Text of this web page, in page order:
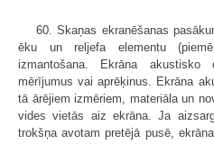
60. Skaņas ekranēšanas
ēku un reljefa elementu
izmantošana. Ekrāna akustisko
mērījumus vai aprēķinus. Ekrāna
tā ārējiem izmēriem, materiāla un
vides vietās aiz ekrāna. Ja
trokšņa avotam pretējā pusē,